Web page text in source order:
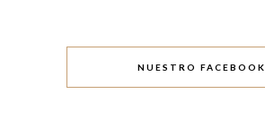
NUESTRO FACEBOOK